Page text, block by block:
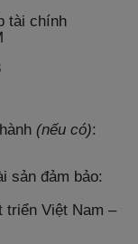
tài chính
(nếu có):
sản đảm bảo:
triển Việt Nam –